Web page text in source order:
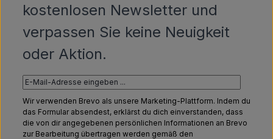
kostenlosen Newsletter und
verpassen Sie keine Neuigkeit
oder Aktion.
Wir verwenden Brevo als unsere Marketing-Plattform. Indem du
das Formular absendest, erklärst du dich einverstanden, dass
die von dir angegebenen persönlichen Informationen an Brevo
zur Bearbeitung übertragen werden gemäß den